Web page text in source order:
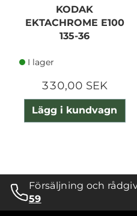
KODAK
EKTACHROME E100
135-36
I lager
330,00 SEK
Lägg i kundvagn
Försäljning och
59